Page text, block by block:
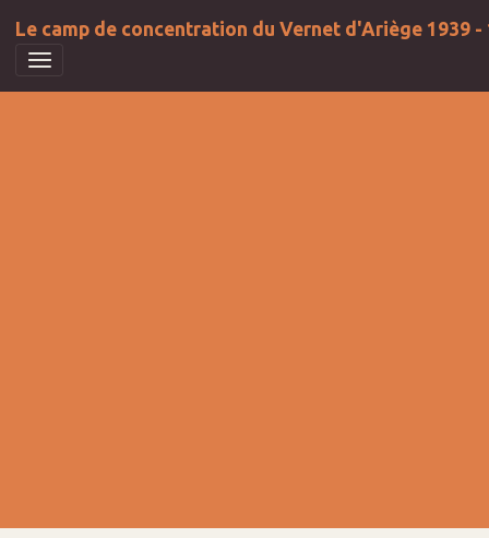
Le camp de concentration du Vernet d'Ariège 1939 -